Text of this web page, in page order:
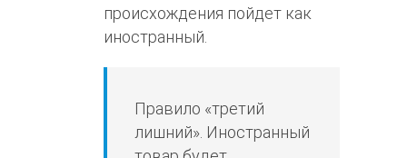
происхождения пойдет как
иностранный.
Правило «третий
лишний». Иностранный